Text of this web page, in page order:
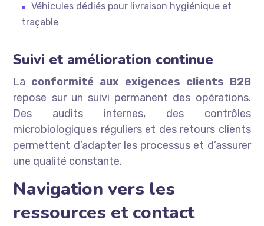
Véhicules dédiés pour livraison hygiénique et
traçable
Suivi et amélioration continue
La conformité aux exigences clients B2B
repose sur un suivi permanent des opérations.
Des audits internes, des contrôles
microbiologiques réguliers et des retours clients
permettent d’adapter les processus et d’assurer
une qualité constante.
Navigation vers les
ressources et contact